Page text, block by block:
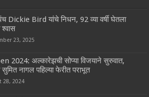
Dickie Bird यांचे निधन, 92 व्या वर्षी घेतला
23, 2025
2024: अल्कारेझची सोप्या विजयाने सुरुवात,
सुमित नागल पहिल्या फेरीत पराभूत
28, 2024